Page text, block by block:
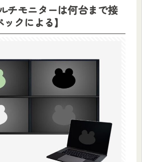
チモニターは何台まで接
クによる】